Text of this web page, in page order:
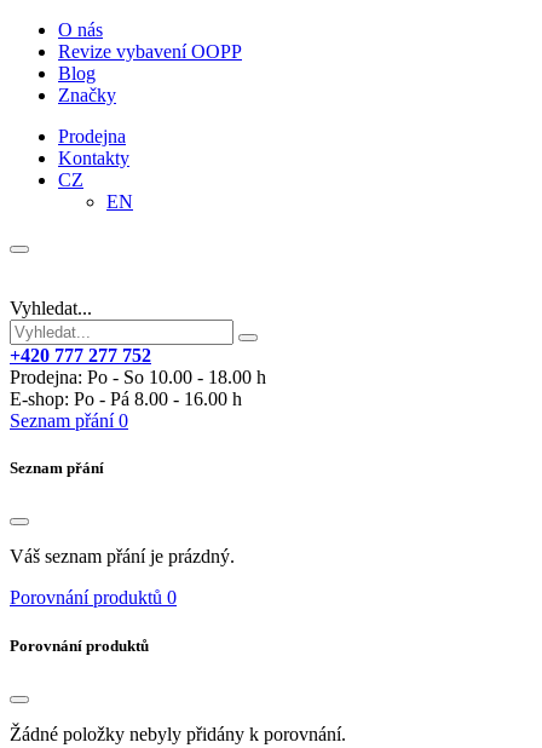
O nás
Revize vybavení OOPP
Blog
Značky
Prodejna
Kontakty
CZ
EN
Vyhledat...
+420 777 277 752
Prodejna: Po - So 10.00 - 18.00 h
E-shop: Po - Pá 8.00 - 16.00 h
Seznam přání 0
Seznam přání
Váš seznam přání je prázdný.
Porovnání produktů 0
Porovnání produktů
Žádné položky nebyly přidány k porovnání.